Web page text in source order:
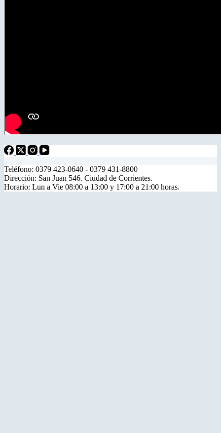
Teléfono: 0379 423-0640 - 0379 431-8800
Dirección: San Juan 546. Ciudad de Corrientes.
Horario: Lun a Vie 08:00 a 13:00 y 17:00 a 21:00 horas.